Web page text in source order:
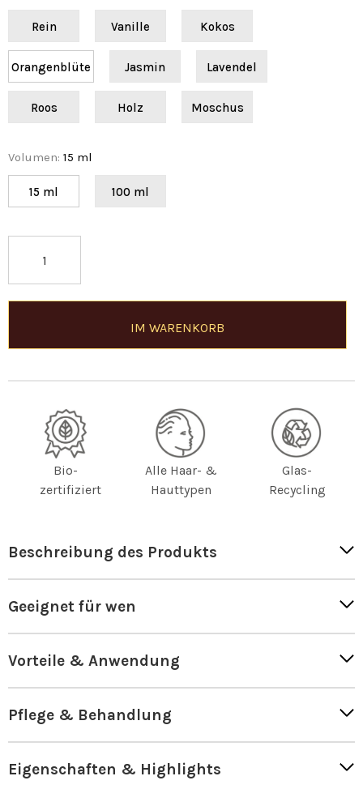
Rein Vanille Kokos
Orangenblüte Jasmin Lavendel
Roos Holz Moschus
Volumen: 15 ml
15 ml 100 ml
Bio-
zertifiziert
Alle Haar- &
Hauttypen
Glas-
Recycling
Beschreibung des Produkts
Geeignet für wen
Vorteile & Anwendung
Pflege & Behandlung
Eigenschaften & Highlights